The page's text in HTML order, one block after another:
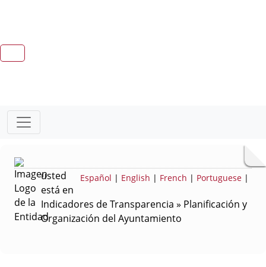
Español | English | French | Portuguese |
usted
está en
Indicadores de Transparencia » Planificación y
Organización del Ayuntamiento